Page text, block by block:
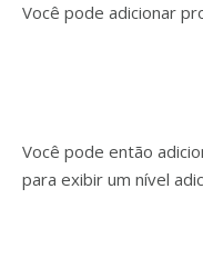
Você pode adicionar
Você pode então
para exibir um nível